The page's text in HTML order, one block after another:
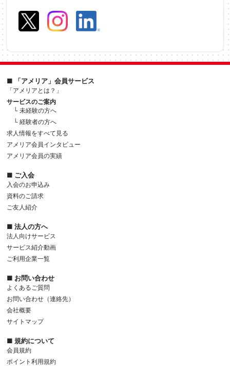
■ 「アメリア」会員サービス
「アメリアとは？」
サービスのご案内
└ 未経験の方へ
└ 経験者の方へ
求人情報をすべて見る
アメリア会員インタビュー
アメリア会員の実績
■ ご入会
入会のお申込み
資料のご請求
ご友人紹介
■ 法人の方へ
法人向けサービス
サービス紹介動画
ご利用企業一覧
■ お問い合わせ
よくあるご質問
お問い合わせ（連絡先）
会社概要
サイトマップ
■ 規約について
会員規約
ポイント利用規約